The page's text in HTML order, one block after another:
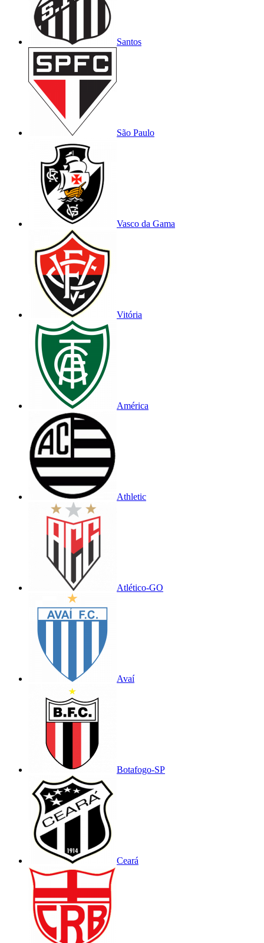
Santos
São Paulo
Vasco da Gama
Vitória
América
Athletic
Atlético-GO
Avaí
Botafogo-SP
Ceará